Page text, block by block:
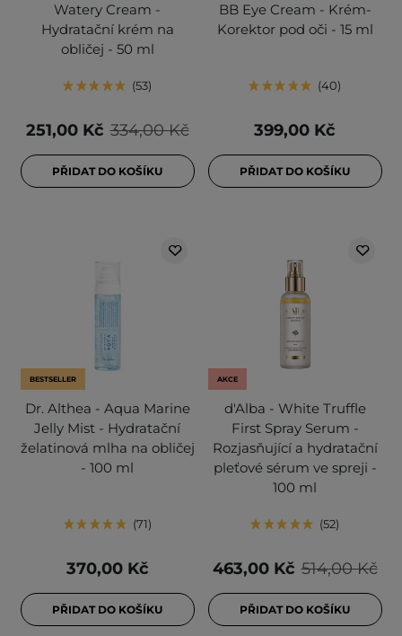
Watery Cream -
Hydratační krém na
obličej - 50 ml
53
334,00 Kč
251,00 Kč
PŘIDAT DO KOŠÍKU
BB Eye Cream - Krém-
Korektor pod oči - 15 ml
40
399,00 Kč
PŘIDAT DO KOŠÍKU
BESTSELLER
Dr. Althea - Aqua Marine
Jelly Mist - Hydratační
želatinová mlha na obličej
- 100 ml
71
370,00 Kč
PŘIDAT DO KOŠÍKU
AKCE
d'Alba - White Truffle
First Spray Serum -
Rozjasňující a hydratační
pleťové sérum ve spreji -
100 ml
52
514,00 Kč
463,00 Kč
PŘIDAT DO KOŠÍKU